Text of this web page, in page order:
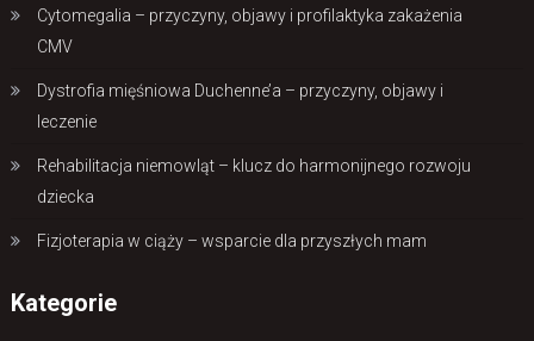
Cytomegalia – przyczyny, objawy i profilaktyka zakażenia
CMV
Dystrofia mięśniowa Duchenne’a – przyczyny, objawy i
leczenie
Rehabilitacja niemowląt – klucz do harmonijnego rozwoju
dziecka
Fizjoterapia w ciąży – wsparcie dla przyszłych mam
Kategorie